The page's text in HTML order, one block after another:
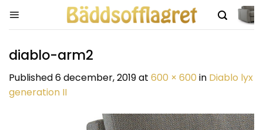
diablo-arm2
Published6 december, 2019at 600 × 600 in Diablo lyx
generation II